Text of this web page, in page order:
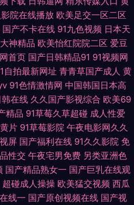
产夫妻啪啪在线 黄色福利社毛茸茸
天婷婷 国产插穴 激情一道本 欧美天
户外露出 97色色超碰在线 成人性生
日韩导航 91每日大赛打桩 超碰97人
产 欧美啪啪午夜频道 日韩女优无码a
热伊人 欧美在线电影群P 天天操片
资源网 丁香五月网站 含羞草在线
院在线播放 欧美足交一区二区
国产不卡在线 91九色视频 日本天
神精品 欧美怡红院院二区 爱豆
首页 国产日韩精品91 91视频网
自拍最新网址 青青草国产成人 黄
91色情激情网 中国韩国日本高
韩在线 久久国产影视综合 欧美69
精品 91草莓久草超碰 成人性爱
片 91草莓影院 午夜电影网久久
屏 国产福利在线 91久久影院 免
性交 午夜宅男免费 另类亚洲色
国产精品熟女一 国产巨乳在线观
超碰成人操操 欧美猛交视频 西瓜
线一 国产原创视频在线 国产视